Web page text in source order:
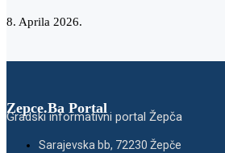
8. Aprila 2026.
Zepce.Ba Portal
Gradski informativni portal Žepča
Sarajevska bb, 72230 Žepče